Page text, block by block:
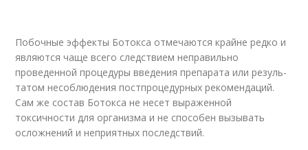
Побочные эффекты Ботокса отме­ча­ются крайне редко и
являются чаще всего следствием непра­виль­но
проведенной процедуры введения препарата или ре­зуль­
та­том несоблюдения пост­про­це­дур­ных рекомендаций.
Сам же состав Ботокса не несет выраженной
токсичности для организма и не способен вызывать
осложнений и неприятных последствий.